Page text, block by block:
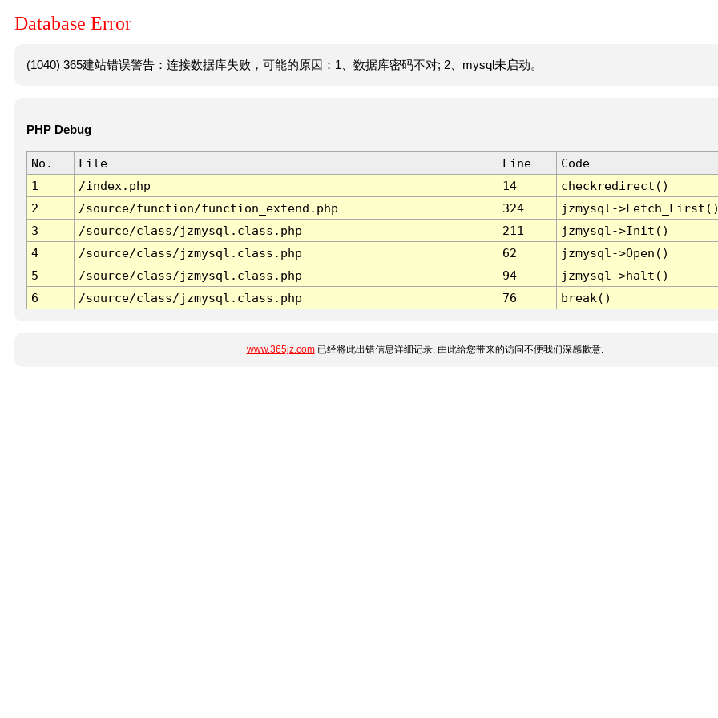
Database Error
(1040) 365建站错误警告：连接数据库失败，可能的原因：1、数据库密码不对; 2、mysql未启动。
PHP Debug
No. File Line
Code
1
/index.php 14
checkredirect()
2
/source/function/function_extend.php 324
jzmysql-
3
/source/class/jzmysql.class.php 211
jzmysql->Init()
4
/source/class/jzmysql.class.php 62
jzmysql->Open()
5
/source/class/jzmysql.class.php 94
jzmysql->halt()
6
/source/class/jzmysql.class.php 76 break()
www.365jz.com已经将此出错信息详细记录, 由此给您带来的访问不便我们深感歉意.